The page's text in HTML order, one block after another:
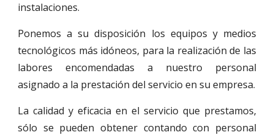
instalaciones.
Ponemos a su disposición los equipos y medios
tecnológicos más idóneos, para la realización de las
labores encomendadas a nuestro personal
asignado a la prestación del servicio en su empresa.
La calidad y eficacia en el servicio que prestamos,
sólo se pueden obtener contando con personal